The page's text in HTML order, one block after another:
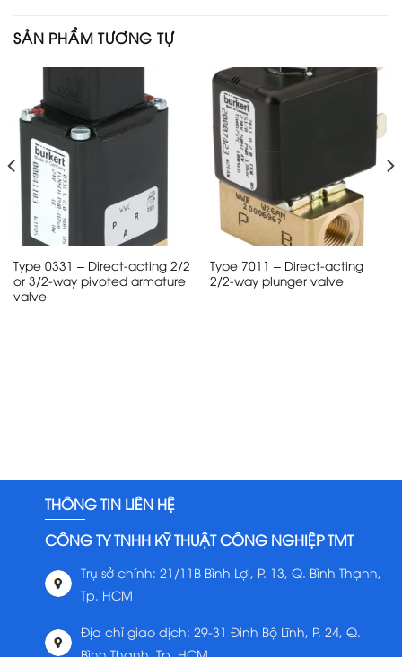
SẢN PHẨM TƯƠNG TỰ
Type 0331 – Direct-acting 2/2
or 3/2-way pivoted armature
valve
Type 7011 – Direct-acting
2/2-way plunger valve
THÔNG TIN LIÊN HỆ
CÔNG TY TNHH KỸ THUẬT CÔNG NGHIỆP TMT
Trụ sở chính: 21/11B Bình Lợi, P. 13, Q. Bình Thạnh,
Tp. HCM
Địa chỉ giao dịch: 29-31 Đinh Bộ Lĩnh, P. 24, Q.